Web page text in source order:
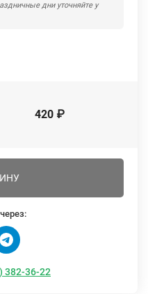
дни уточняйте у
420 ₽
382-36-22